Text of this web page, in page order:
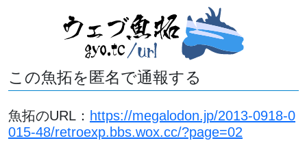
この魚拓を匿名で通報する
魚拓のURL： https://megalodon.jp/2013-0918-0
015-48/retroexp.bbs.wox.cc/?page=02